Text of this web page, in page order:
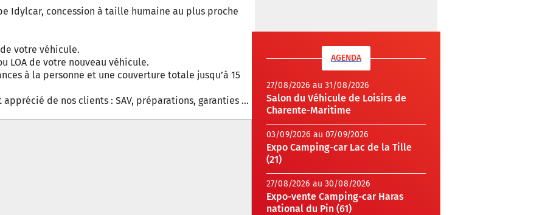
Idylcar, concession à taille humaine au plus proche
votre véhicule.
LOA de votre nouveau véhicule.
à la personne et une couverture totale jusqu’à 15
de nos clients : SAV, préparations, garanties …
AGENDA
27/08/2026 au 31/08/2026
Salon du Véhicule de Loisirs de
Charente-Maritime
03/09/2026 au 07/09/2026
Expo Camping-car Lac de la Tille
(21)
27/08/2026 au 30/08/2026
Expo-vente Camping-car Haras
national du Pin (61)